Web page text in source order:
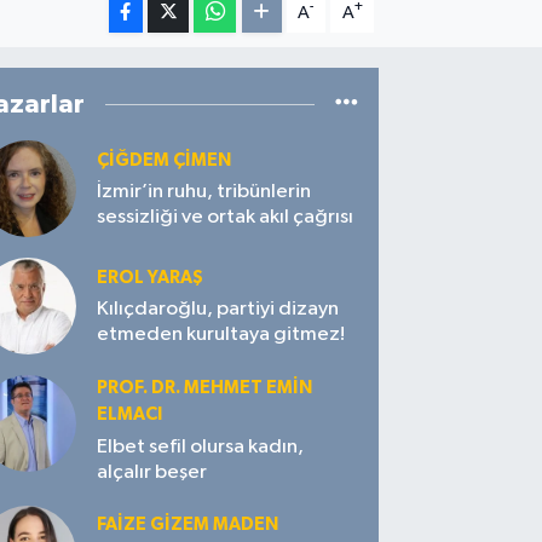
A- A+
ÇIĞDEM ÇIMEN
İzmir’in ruhu, tribünlerin
sessizliği ve ortak akıl çağrısı
EROL YARAŞ
Kılıçdaroğlu, partiyi dizayn
etmeden kurultaya gitmez!
PROF. DR. MEHMET EMIN
ELMACI
Elbet sefil olursa kadın,
alçalır beşer
FAIZE GIZEM MADEN